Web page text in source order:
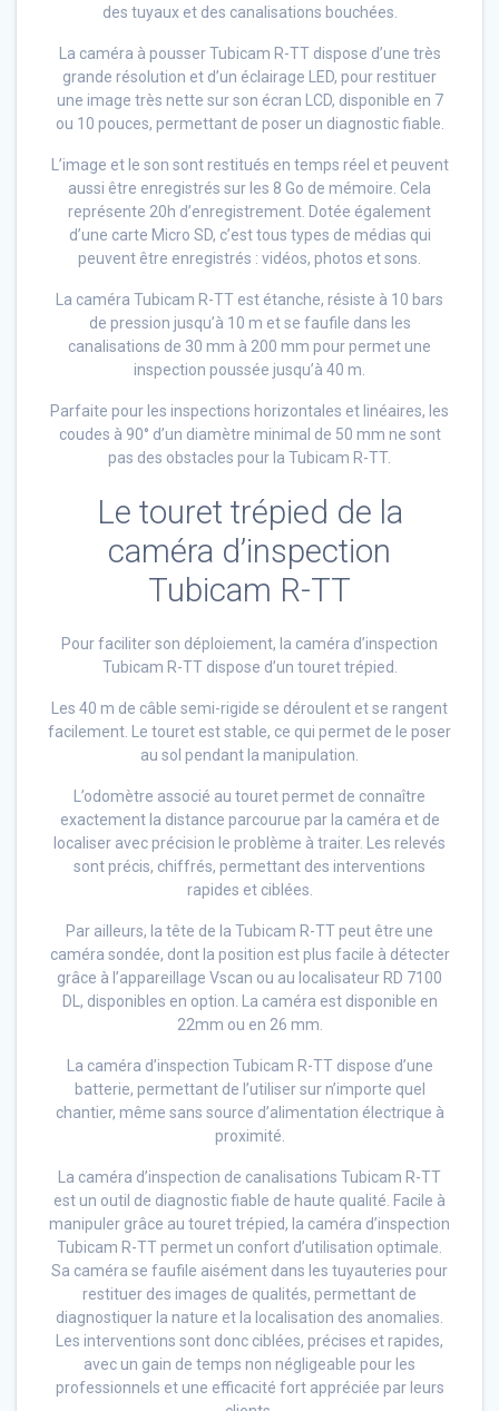
des tuyaux et des canalisations bouchées.
La caméra à pousser Tubicam R-TT dispose d’une très
grande résolution et d’un éclairage LED, pour restituer
une image très nette sur son écran LCD, disponible en 7
ou 10 pouces, permettant de poser un diagnostic fiable.
L’image et le son sont restitués en temps réel et peuvent
aussi être enregistrés sur les 8 Go de mémoire. Cela
représente 20h d’enregistrement. Dotée également
d’une carte Micro SD, c’est tous types de médias qui
peuvent être enregistrés : vidéos, photos et sons.
La caméra Tubicam R-TT est étanche, résiste à 10 bars
de pression jusqu’à 10 m et se faufile dans les
canalisations de 30 mm à 200 mm pour permet une
inspection poussée jusqu’à 40 m.
Parfaite pour les inspections horizontales et linéaires, les
coudes à 90° d’un diamètre minimal de 50 mm ne sont
pas des obstacles pour la Tubicam R-TT.
Le touret trépied de la
caméra d’inspection
Tubicam R-TT
Pour faciliter son déploiement, la caméra d’inspection
Tubicam R-TT dispose d’un touret trépied.
Les 40 m de câble semi-rigide se déroulent et se rangent
facilement. Le touret est stable, ce qui permet de le poser
au sol pendant la manipulation.
L’odomètre associé au touret permet de connaître
exactement la distance parcourue par la caméra et de
localiser avec précision le problème à traiter. Les relevés
sont précis, chiffrés, permettant des interventions
rapides et ciblées.
Par ailleurs, la tête de la Tubicam R-TT peut être une
caméra sondée, dont la position est plus facile à détecter
grâce à l’appareillage Vscan ou au localisateur RD 7100
DL, disponibles en option. La caméra est disponible en
22mm ou en 26 mm.
La caméra d’inspection Tubicam R-TT dispose d’une
batterie, permettant de l’utiliser sur n’importe quel
chantier, même sans source d’alimentation électrique à
proximité.
La caméra d’inspection de canalisations Tubicam R-TT
est un outil de diagnostic fiable de haute qualité. Facile à
manipuler grâce au touret trépied, la caméra d’inspection
Tubicam R-TT permet un confort d’utilisation optimale.
Sa caméra se faufile aisément dans les tuyauteries pour
restituer des images de qualités, permettant de
diagnostiquer la nature et la localisation des anomalies.
Les interventions sont donc ciblées, précises et rapides,
avec un gain de temps non négligeable pour les
professionnels et une efficacité fort appréciée par leurs